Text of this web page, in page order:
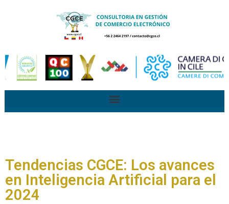
Tendencias CGCE: Los avances
en Inteligencia Artificial para el
2024